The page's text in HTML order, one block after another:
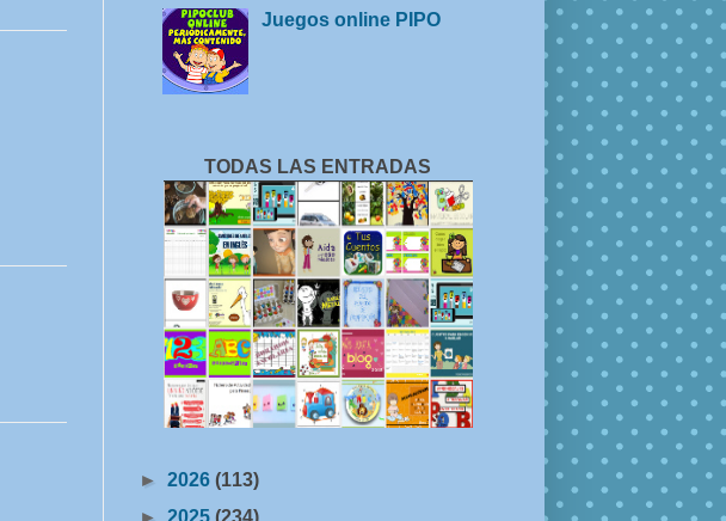
Juegos online PIPO
TODAS LAS ENTRADAS
► 2026 (113)